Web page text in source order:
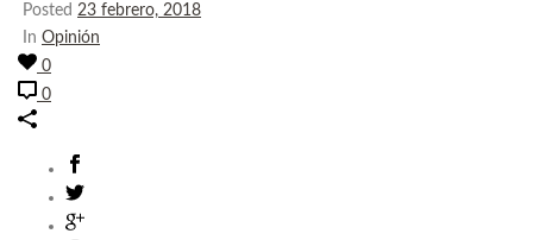
Posted 23 febrero, 2018
In Opinión
0
0